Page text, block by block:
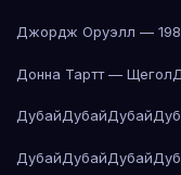
Джордж Оруэлл —
Донна Тартт — Щегол
ДубайДубайДубай
ДубайДубайДубай